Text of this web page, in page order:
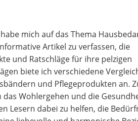
mich auf das Thema
Artikel zu verfassen, die
und Ratschläge für ihre pelzigen
biete ich verschiedene
und Pflegeprodukten an.
Wohlergehen und die
Lesern dabei zu helfen, die